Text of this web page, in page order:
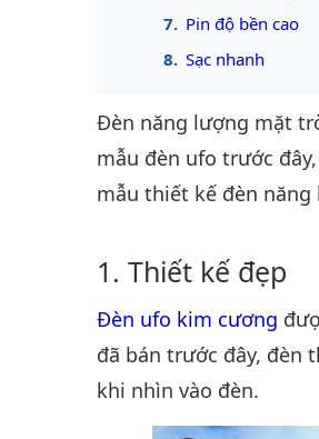
Pin độ bền cao
Sạc nhanh
Đèn năng lượng mặt
mẫu đèn ufo trước
mẫu thiết kế đèn
Thiết kế đẹp
Đèn ufo kim cương
đã bán trước đây, đèn
khi nhìn vào đèn.